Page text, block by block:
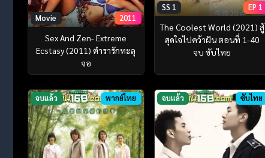
Movie 2011
Sex And Zen- Extreme
Ecstasy (2011) ตำรารักทะลุ
จอ
SS 1 EP 1
The Coolest World (2021) สู้
สุดใจไปคว้าฝัน ตอนที่ 1-40
จบ ซับไทย
จบแล้ว พากย์ไทย จบแล้ว ซับไทย